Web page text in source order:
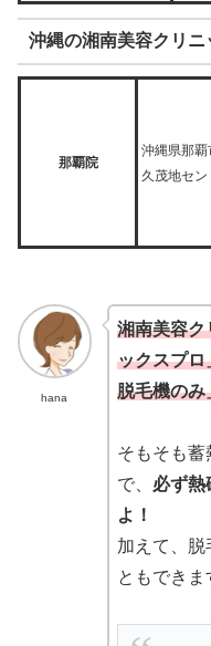
沖縄の湘南美容クリニ
那覇院
沖縄県那
久茂地セ
hana
湘南美容ク
ックスプロ
脱毛機のみ
そもそも
で、 必ず熱
よ！
加えて、脱
ともできま